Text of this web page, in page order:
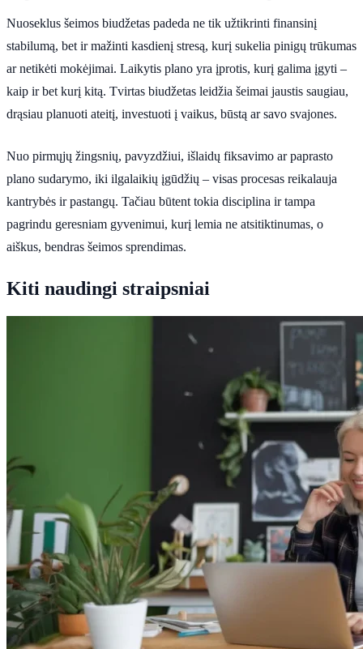
Nuoseklus šeimos biudžetas padeda ne tik užtikrinti finansinį
stabilumą, bet ir mažinti kasdienį stresą, kurį sukelia pinigų trūkumas
ar netikėti mokėjimai. Laikytis plano yra įprotis, kurį galima įgyti –
kaip ir bet kurį kitą. Tvirtas biudžetas leidžia šeimai jaustis saugiau,
drąsiau planuoti ateitį, investuoti į vaikus, būstą ar savo svajones.
Nuo pirmųjų žingsnių, pavyzdžiui, išlaidų fiksavimo ar paprasto
plano sudarymo, iki ilgalaikių įgūdžių – visas procesas reikalauja
kantrybės ir pastangų. Tačiau būtent tokia disciplina ir tampa
pagrindu geresniam gyvenimui, kurį lemia ne atsitiktinumas, o
aiškus, bendras šeimos sprendimas.
Kiti naudingi straipsniai